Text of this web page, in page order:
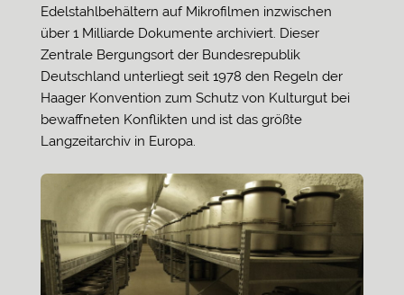
Edelstahlbehältern auf Mikrofilmen inzwischen
über 1 Milliarde Dokumente archiviert. Dieser
Zentrale Bergungsort der Bundesrepublik
Deutschland unterliegt seit 1978 den Regeln der
Haager Konvention zum Schutz von Kulturgut bei
bewaffneten Konflikten und ist das größte
Langzeitarchiv in Europa.